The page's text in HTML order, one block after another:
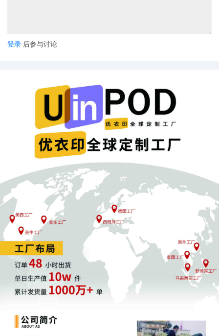
键信息提炼和操作建议：
每个ASIN最多可上传
5段视频，如果卖家上传超过了，
逊将根据搜索相关性等信号，从中选出至少2段进行展示。
所以卖家后续如果使用，不要只做一段！建议从核心卖点、
使用场景、细节展示、问题解决 等不同角度制作多段短视频
（至少7秒），让亚马逊算法根据用户搜索意图智能选择展
示，提高曝光率。
2、视频规范
格式/时长：MP4/MOV，至少7秒。
画面要求： 商品需占据画面50%以上，避免模糊、幻灯片、
黑边、 明显的品牌标识或徽标(除非出现在商品上) 、表情符
号、颜文字、音频
等。
标题和描述：必须输入
商品功能标题，最多3个词，不超过1
5 个字符；对商品功能的可选描述，会显示在最终视频的转
场画面中，最多6个词，不超过 55 个字符；可以帮助算法
内容建议：多展示实际使用场景，每段视频必须对应清晰标
签。
登录 后参与讨论